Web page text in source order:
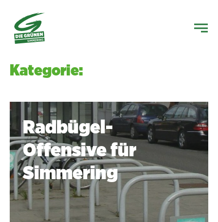
Kategorie:
Radbügel-
Offensive für
Simmering